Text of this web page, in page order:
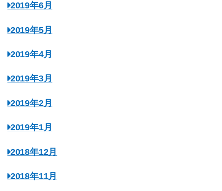
2019年6月
2019年5月
2019年4月
2019年3月
2019年2月
2019年1月
2018年12月
2018年11月